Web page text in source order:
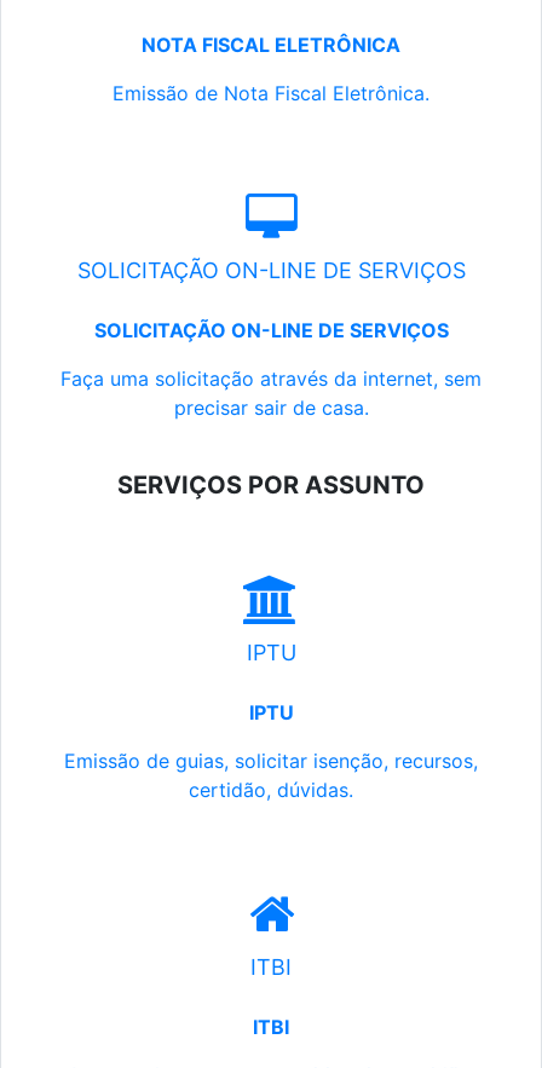
NOTA FISCAL ELETRÔNICA
Emissão de Nota Fiscal Eletrônica.
SOLICITAÇÃO ON-LINE DE SERVIÇOS
SOLICITAÇÃO ON-LINE DE SERVIÇOS
Faça uma solicitação através da internet, sem
precisar sair de casa.
SERVIÇOS POR ASSUNTO
IPTU
IPTU
Emissão de guias, solicitar isenção, recursos,
certidão, dúvidas.
ITBI
ITBI